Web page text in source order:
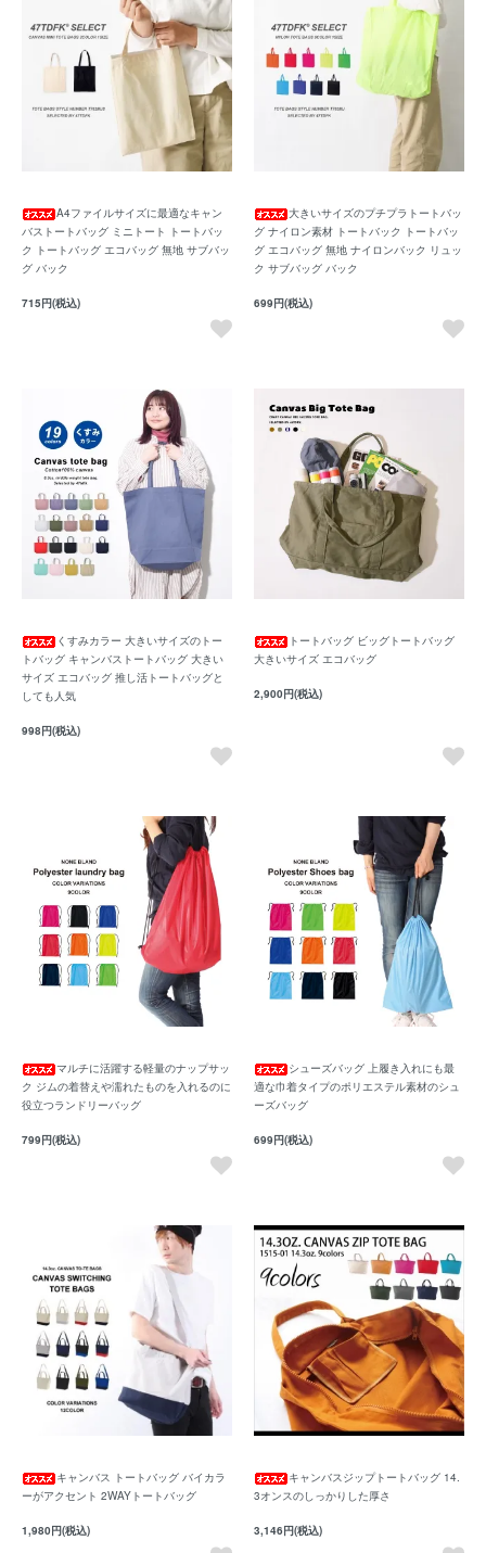
A4ファイルサイズに最適なキャン
バストートバッグ ミニトート トートバッ
ク トートバッグ エコバッグ 無地 サブバッ
グ バック
715円(税込)
大きいサイズのプチプラトートバッ
グ ナイロン素材 トートバック トートバッ
グ エコバッグ 無地 ナイロンバック リュッ
ク サブバッグ バック
699円(税込)
くすみカラー 大きいサイズのトー
トバッグ キャンバストートバッグ 大きい
サイズ エコバッグ 推し活トートバッグと
しても人気
998円(税込)
トートバッグ ビッグトートバッグ
大きいサイズ エコバッグ
2,900円(税込)
マルチに活躍する軽量のナップサッ
ク ジムの着替えや濡れたものを入れるのに
役立つランドリーバッグ
799円(税込)
シューズバッグ 上履き入れにも最
適な巾着タイプのポリエステル素材のシュ
ーズバッグ
699円(税込)
キャンバス トートバッグ バイカラ
ーがアクセント 2WAYトートバッグ
1,980円(税込)
キャンバスジップトートバッグ 14.
3オンスのしっかりした厚さ
3,146円(税込)